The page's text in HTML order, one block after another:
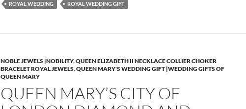
ROYAL WEDDING
ROYAL WEDDING GIFT
NOBLE JEWELS |NOBILITY,QUEEN ELIZABETH II NECKLACE COLLIER CHOKER
BRACELET ROYAL JEWELS,QUEEN MARY'S WEDDING GIFT |WEDDING GIFTS OF
QUEEN MARY
QUEEN MARY’S CITY OF